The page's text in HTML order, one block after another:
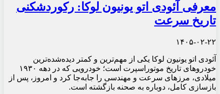
معرفی آئودی اتو یونیون لوکا: رکوردشکنی
تاریخ سرعت
۱۴۰۵-۰۲-۲۲
آئودی اتو یونیون لوکا یکی از مهم‌ترین و کمتر دیده‌شده‌ترین
خودروهای تاریخ موتوراسپرت است؛ خودرویی که در دهه ۱۹۳۰
میلادی، مرزهای سرعت و مهندسی را جابه‌جا کرد و امروز، پس از
بازسازی کامل، دوباره به صحنه بازگشته است.